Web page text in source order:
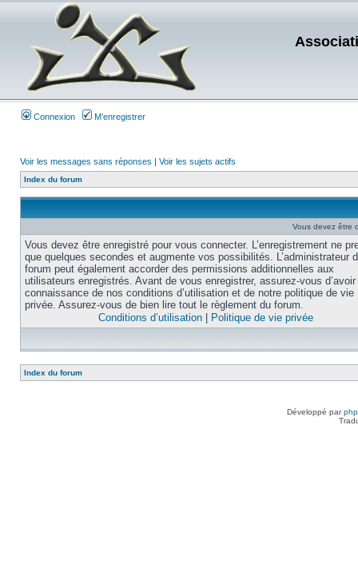
Connexion M’enregistrer
Voir les messages sans réponses | Voir les sujets actifs
Index du forum
Vous devez être
Vous devez être enregistré pour vous connecter. L’enregistrement ne
que quelques secondes et augmente vos possibilités. L’administrateur
forum peut également accorder des permissions additionnelles aux
utilisateurs enregistrés. Avant de vous enregistrer, assurez-vous
connaissance de nos conditions d’utilisation et de notre politique de vie
privée. Assurez-vous de bien lire tout le règlement du forum.
Conditions d’utilisation
Politique de vie privée
Index du forum
Développé par